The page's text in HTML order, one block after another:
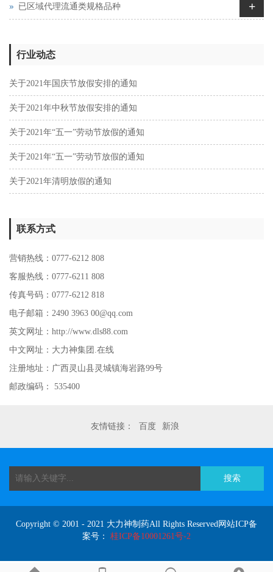
已区域代理流通类规格品种 +
行业动态
关于2021年国庆节放假安排的通知
关于2021年中秋节放假安排的通知
关于2021年“五一”劳动节放假的通知
关于2021年“五一”劳动节放假的通知
关于2021年清明放假的通知
联系方式
营销热线：0777-6212 808
客服热线：0777-6211 808
传真号码：0777-6212 818
电子邮箱：2490 3963 00@qq.com
英文网址：http://www.dls88.com
中文网址：大力神集团.在线
注册地址：广西灵山县灵城镇海岩路99号
邮政编码： 535400
友情链接： 百度 新浪
搜索
Copyright © 2001 - 2021 大力神制药All Rights Reserved网站ICP备
案号： 桂ICP备10001261号-2